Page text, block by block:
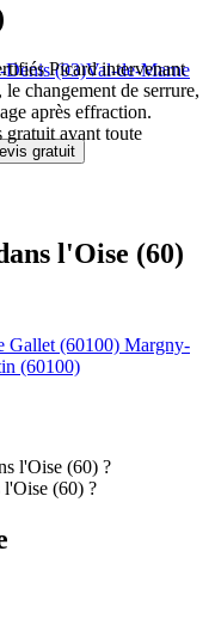
Denis (93)Val-de-Marne
gratuit
Picard intervenant
changement de serrure,
après effraction.
avant toute
l'Oise (60)
Gallet (60100) Margny-
(60100)
l'Oise (60) ?
l'Oise (60) ?